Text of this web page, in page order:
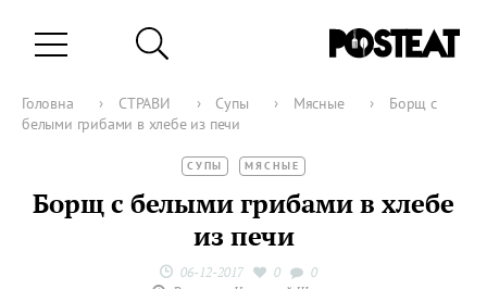
Головна › СТРАВИ › Супы › Мясные ›
Борщ с
белыми грибами в хлебе из печи
СУПЫ МЯСНЫЕ
Борщ с белыми грибами в хлебе
из печи
06-12-2017 0
0